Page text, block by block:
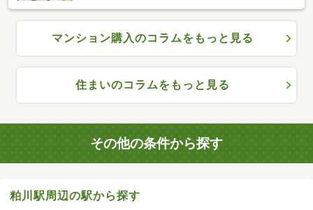
マンション購入のコラムをもっと見る
住まいのコラムをもっと見る
その他の条件から探す
粕川駅周辺の駅から探す